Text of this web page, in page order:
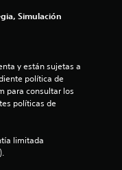
r
e
Simulación
y están sujetas a
política de
para consultar los
políticas de
limitada